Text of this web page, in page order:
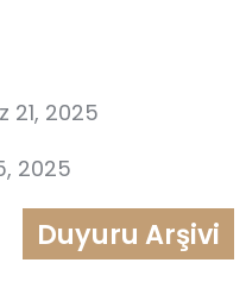
21, 2025
2025
Duyuru Arşivi